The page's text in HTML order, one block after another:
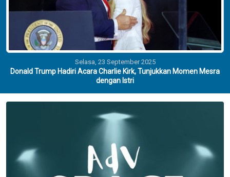
Selasa, 23 September 2025
Donald Trump Hadiri Acara Charlie Kirk, Tunjukkan Momen Mesra
dengan Istri